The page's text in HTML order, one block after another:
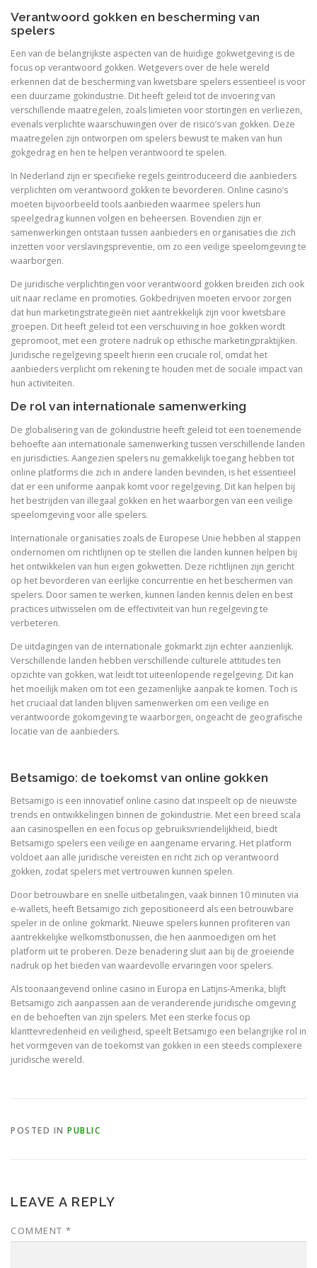
Verantwoord gokken en bescherming van
spelers
Een van de belangrijkste aspecten van de huidige gokwetgeving is de
focus op verantwoord gokken. Wetgevers over de hele wereld
erkennen dat de bescherming van kwetsbare spelers essentieel is voor
een duurzame gokindustrie. Dit heeft geleid tot de invoering van
verschillende maatregelen, zoals limieten voor stortingen en verliezen,
evenals verplichte waarschuwingen over de risico’s van gokken. Deze
maatregelen zijn ontworpen om spelers bewust te maken van hun
gokgedrag en hen te helpen verantwoord te spelen.
In Nederland zijn er specifieke regels geïntroduceerd die aanbieders
verplichten om verantwoord gokken te bevorderen. Online casino’s
moeten bijvoorbeeld tools aanbieden waarmee spelers hun
speelgedrag kunnen volgen en beheersen. Bovendien zijn er
samenwerkingen ontstaan tussen aanbieders en organisaties die zich
inzetten voor verslavingspreventie, om zo een veilige speelomgeving te
waarborgen.
De juridische verplichtingen voor verantwoord gokken breiden zich ook
uit naar reclame en promoties. Gokbedrijven moeten ervoor zorgen
dat hun marketingstrategieën niet aantrekkelijk zijn voor kwetsbare
groepen. Dit heeft geleid tot een verschuiving in hoe gokken wordt
gepromoot, met een grotere nadruk op ethische marketingpraktijken.
Juridische regelgeving speelt hierin een cruciale rol, omdat het
aanbieders verplicht om rekening te houden met de sociale impact van
hun activiteiten.
De rol van internationale samenwerking
De globalisering van de gokindustrie heeft geleid tot een toenemende
behoefte aan internationale samenwerking tussen verschillende landen
en jurisdicties. Aangezien spelers nu gemakkelijk toegang hebben tot
online platforms die zich in andere landen bevinden, is het essentieel
dat er een uniforme aanpak komt voor regelgeving. Dit kan helpen bij
het bestrijden van illegaal gokken en het waarborgen van een veilige
speelomgeving voor alle spelers.
Internationale organisaties zoals de Europese Unie hebben al stappen
ondernomen om richtlijnen op te stellen die landen kunnen helpen bij
het ontwikkelen van hun eigen gokwetten. Deze richtlijnen zijn gericht
op het bevorderen van eerlijke concurrentie en het beschermen van
spelers. Door samen te werken, kunnen landen kennis delen en best
practices uitwisselen om de effectiviteit van hun regelgeving te
verbeteren.
De uitdagingen van de internationale gokmarkt zijn echter aanzienlijk.
Verschillende landen hebben verschillende culturele attitudes ten
opzichte van gokken, wat leidt tot uiteenlopende regelgeving. Dit kan
het moeilijk maken om tot een gezamenlijke aanpak te komen. Toch is
het cruciaal dat landen blijven samenwerken om een veilige en
verantwoorde gokomgeving te waarborgen, ongeacht de geografische
locatie van de aanbieders.
Betsamigo: de toekomst van online gokken
Betsamigo is een innovatief online casino dat inspeelt op de nieuwste
trends en ontwikkelingen binnen de gokindustrie. Met een breed scala
aan casinospellen en een focus op gebruiksvriendelijkheid, biedt
Betsamigo spelers een veilige en aangename ervaring. Het platform
voldoet aan alle juridische vereisten en richt zich op verantwoord
gokken, zodat spelers met vertrouwen kunnen spelen.
Door betrouwbare en snelle uitbetalingen, vaak binnen 10 minuten via
e-wallets, heeft Betsamigo zich gepositioneerd als een betrouwbare
speler in de online gokmarkt. Nieuwe spelers kunnen profiteren van
aantrekkelijke welkomstbonussen, die hen aanmoedigen om het
platform uit te proberen. Deze benadering sluit aan bij de groeiende
nadruk op het bieden van waardevolle ervaringen voor spelers.
Als toonaangevend online casino in Europa en Latijns-Amerika, blijft
Betsamigo zich aanpassen aan de veranderende juridische omgeving
en de behoeften van zijn spelers. Met een sterke focus op
klanttevredenheid en veiligheid, speelt Betsamigo een belangrijke rol in
het vormgeven van de toekomst van gokken in een steeds complexere
juridische wereld.
POSTED IN PUBLIC
LEAVE A REPLY
COMMENT *